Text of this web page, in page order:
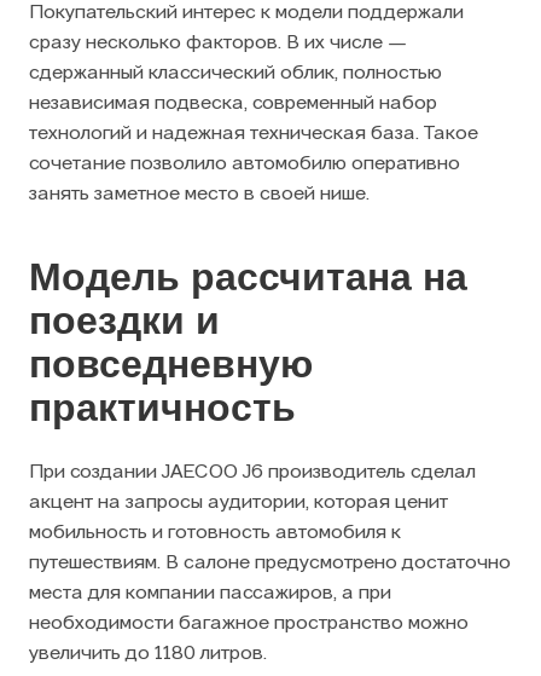
Покупательский интерес к модели поддержали
сразу несколько факторов. В их числе —
сдержанный классический облик, полностью
независимая подвеска, современный набор
технологий и надежная техническая база. Такое
сочетание позволило автомобилю оперативно
занять заметное место в своей нише.
Модель рассчитана на
поездки и
повседневную
практичность
При создании JAECOO J6 производитель сделал
акцент на запросы аудитории, которая ценит
мобильность и готовность автомобиля к
путешествиям. В салоне предусмотрено достаточно
места для компании пассажиров, а при
необходимости багажное пространство можно
увеличить до 1180 литров.